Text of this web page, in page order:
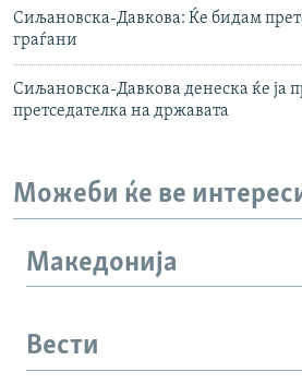
Сиљановска-Давкова: Ќе бидам
граѓани
Сиљановска-Давкова денеска ќе ја
претседателка на државата
Можеби ќе ве
Македонија
Вести